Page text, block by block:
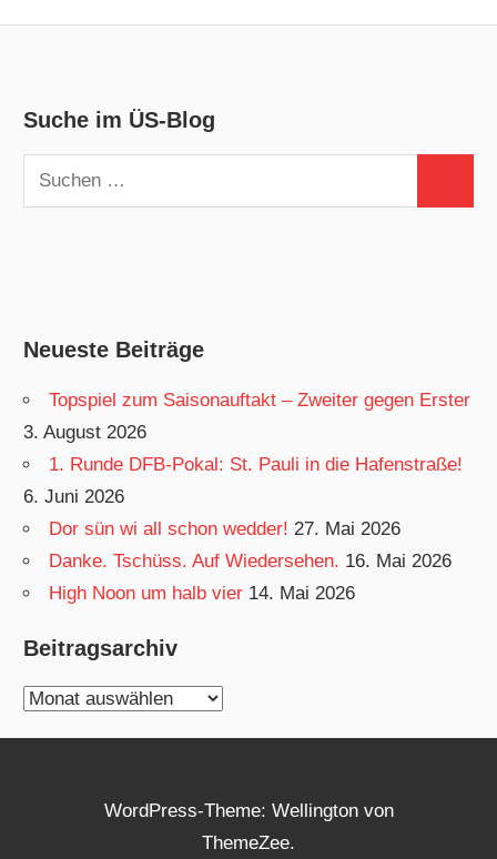
Suche im ÜS-Blog
Suchen
nach:
Neueste Beiträge
Topspiel zum Saisonauftakt – Zweiter gegen Erster
3. August 2026
1. Runde DFB-Pokal: St. Pauli in die Hafenstraße!
6. Juni 2026
Dor sün wi all schon wedder! 27. Mai 2026
Danke. Tschüss. Auf Wiedersehen. 16. Mai 2026
High Noon um halb vier 14. Mai 2026
Beitragsarchiv
Beitragsarchiv
WordPress-Theme: Wellington von
ThemeZee.